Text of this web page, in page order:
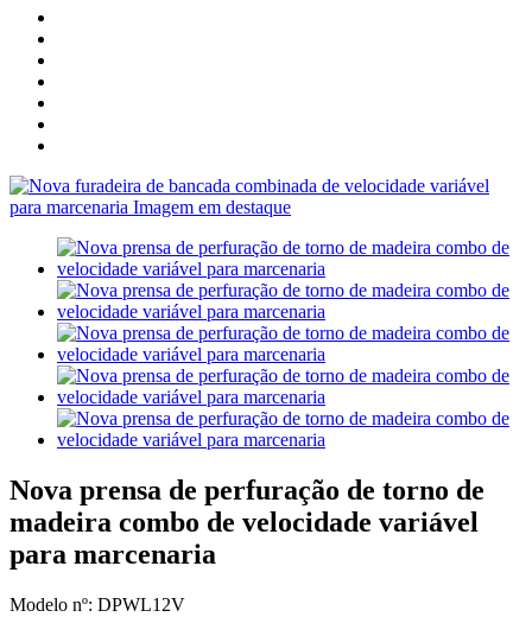
Nova prensa de perfuração de torno de
madeira combo de velocidade variável
para marcenaria
Modelo nº: DPWL12V